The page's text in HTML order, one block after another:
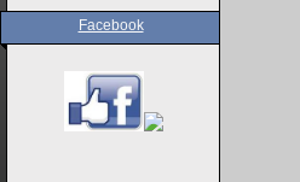
Facebook